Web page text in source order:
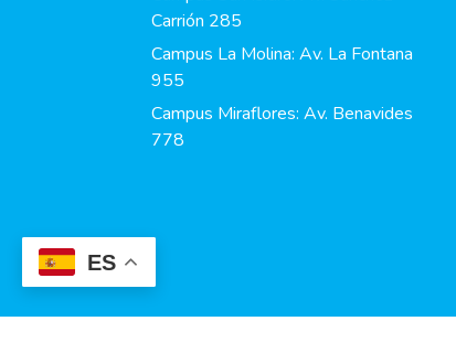
ES
Carrión 285
Campus La Molina: Av. La Fontana
955
Campus Miraflores: Av. Benavides
778